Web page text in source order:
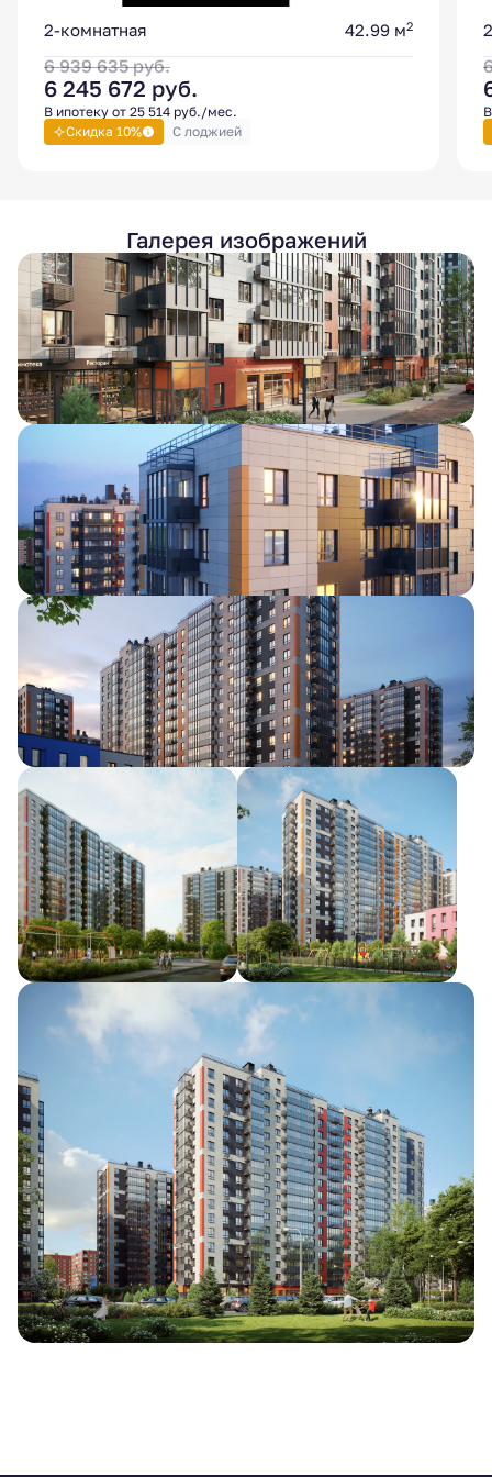
2-комнатная 42.99 м2
6 939 635руб.
6 245 672 руб.
В ипотеку от 25 514 руб./мес.
Скидка 10%
С лоджией
Галерея изображений